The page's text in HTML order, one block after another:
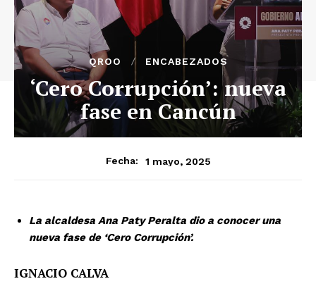
QROO ENCABEZADOS
‘Cero Corrupción’: nueva
fase en Cancún
Fecha: 1 mayo, 2025
La alcaldesa Ana Paty Peralta dio a conocer una
nueva fase de ‘Cero Corrupción’.
IGNACIO CALVA